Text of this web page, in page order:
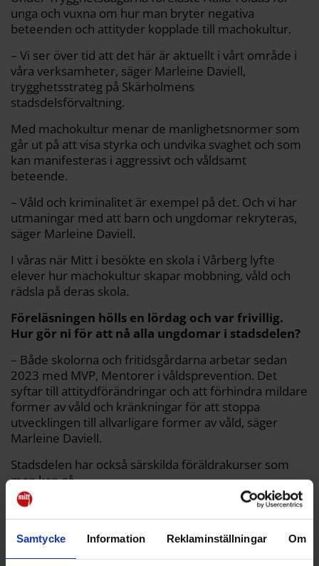
Samtycke Information Reklaminställningar Om
unga och vuxna om hur man bryter negativa
beteenden och attityder kopplade till machokultur.
– Vi ser över tid att det här är aktuellt i vårt område i
våra verksamheter, säger Marleine Daviell,
trygghetsstrateg på Skärholmens
stadsdelsförvaltning.
Med machokultur menar de manlighetsnormer som
går ut på att visa styrka och undvika svaghet och som
kan manifesteras i aggressivt och våldsamt
beteende.
– Våld och kriminalitet är exempel på det. Och vi har
utmaningar med att barn och ungdomar rekryteras,
säger Marleine Daviell.
I våras när Mitt i besökte en skola i Vårberg lyfte
elever hur machokultur skapar mobbning, våld och
rädsla på deras skola.
Föreläsningen hölls en lördag och var frivillig.
Hur gör ni för att nå alla ungdomar i stadsdelen?
– Både skolorna och fritidsgårdarna arbetar sedan
2023 med MVP, Mentorer i våldsprevention. Det
syftar till attitydförändringar och att förhindra mildare
former av våld och kränkningar för att stoppa
utvecklingen till allvarligare former av våld, säger
Marleine Daviell.
Stadsdelen har också särskilda föräldrakurser som
man kan gå.
Har ni märkt någon skillnad sedan ni började
med det här?
– Det svaret hoppas jag att vi får vid årets slut när vi